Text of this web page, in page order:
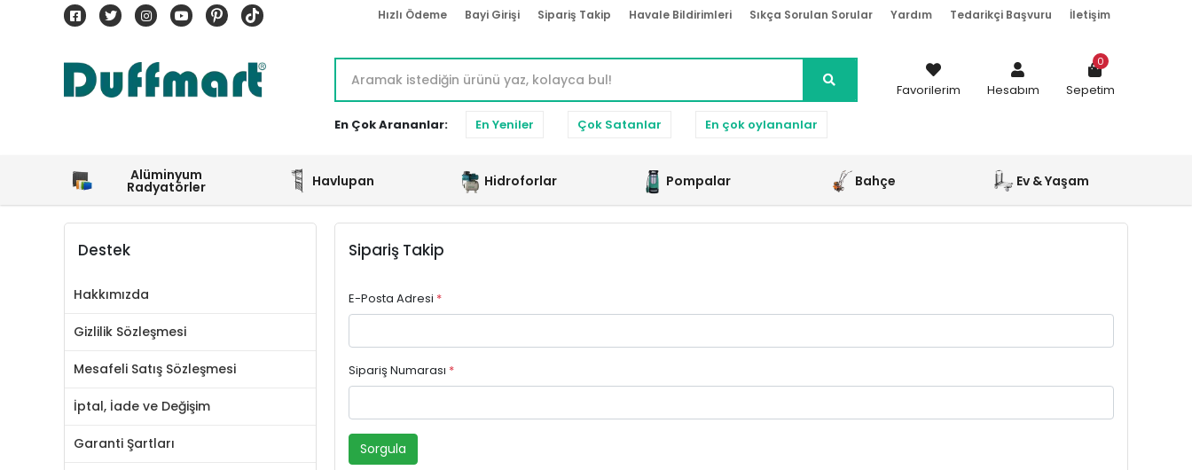
Hızlı Ödeme Bayi Girişi Sipariş Takip Havale Bildirimleri Sıkça Sorulan Sorular Yardım Tedarikçi Başvuru İletişim
En Çok Arananlar: En Yeniler Çok Satanlar En çok oylananlar
Favorilerim Hesabım Sepetim
0
Alüminyum
Radyatörler Havlupan Hidroforlar Pompalar Bahçe Ev & Yaşam
Destek
Hakkımızda
Gizlilik Sözleşmesi
Mesafeli Satış Sözleşmesi
İptal, İade ve Değişim
Garanti Şartları
Sipariş Takip
E-Posta Adresi *
Sipariş Numarası *
Sorgula